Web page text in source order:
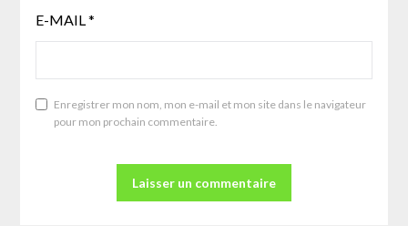
E-MAIL *
Enregistrer mon nom, mon e-mail et mon site dans le navigateur
pour mon prochain commentaire.